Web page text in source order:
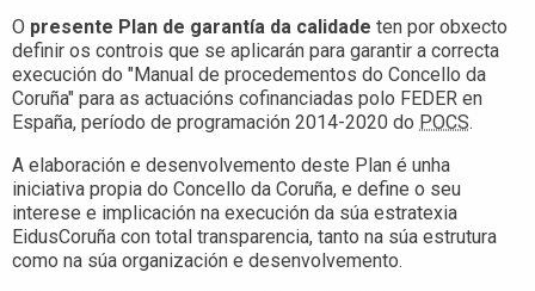
O presente Plan de garantía da calidade ten por obxecto
definir os controis que se aplicarán para garantir a correcta
execución do "Manual de procedementos do Concello da
Coruña" para as actuacións cofinanciadas polo FEDER en
España, período de programación 2014-2020 do POCS.
A elaboración e desenvolvemento deste Plan é unha
iniciativa propia do Concello da Coruña, e define o seu
interese e implicación na execución da súa estratexia
EidusCoruña con total transparencia, tanto na súa estrutura
como na súa organización e desenvolvemento.